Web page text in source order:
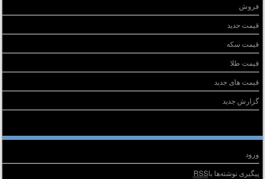
فروش
قیمت جدید
قیمت سکه
قیمت طلا
قیمت های جدید
گزارش جدید
ورود
پیگیری نوشته‌ها باRSS